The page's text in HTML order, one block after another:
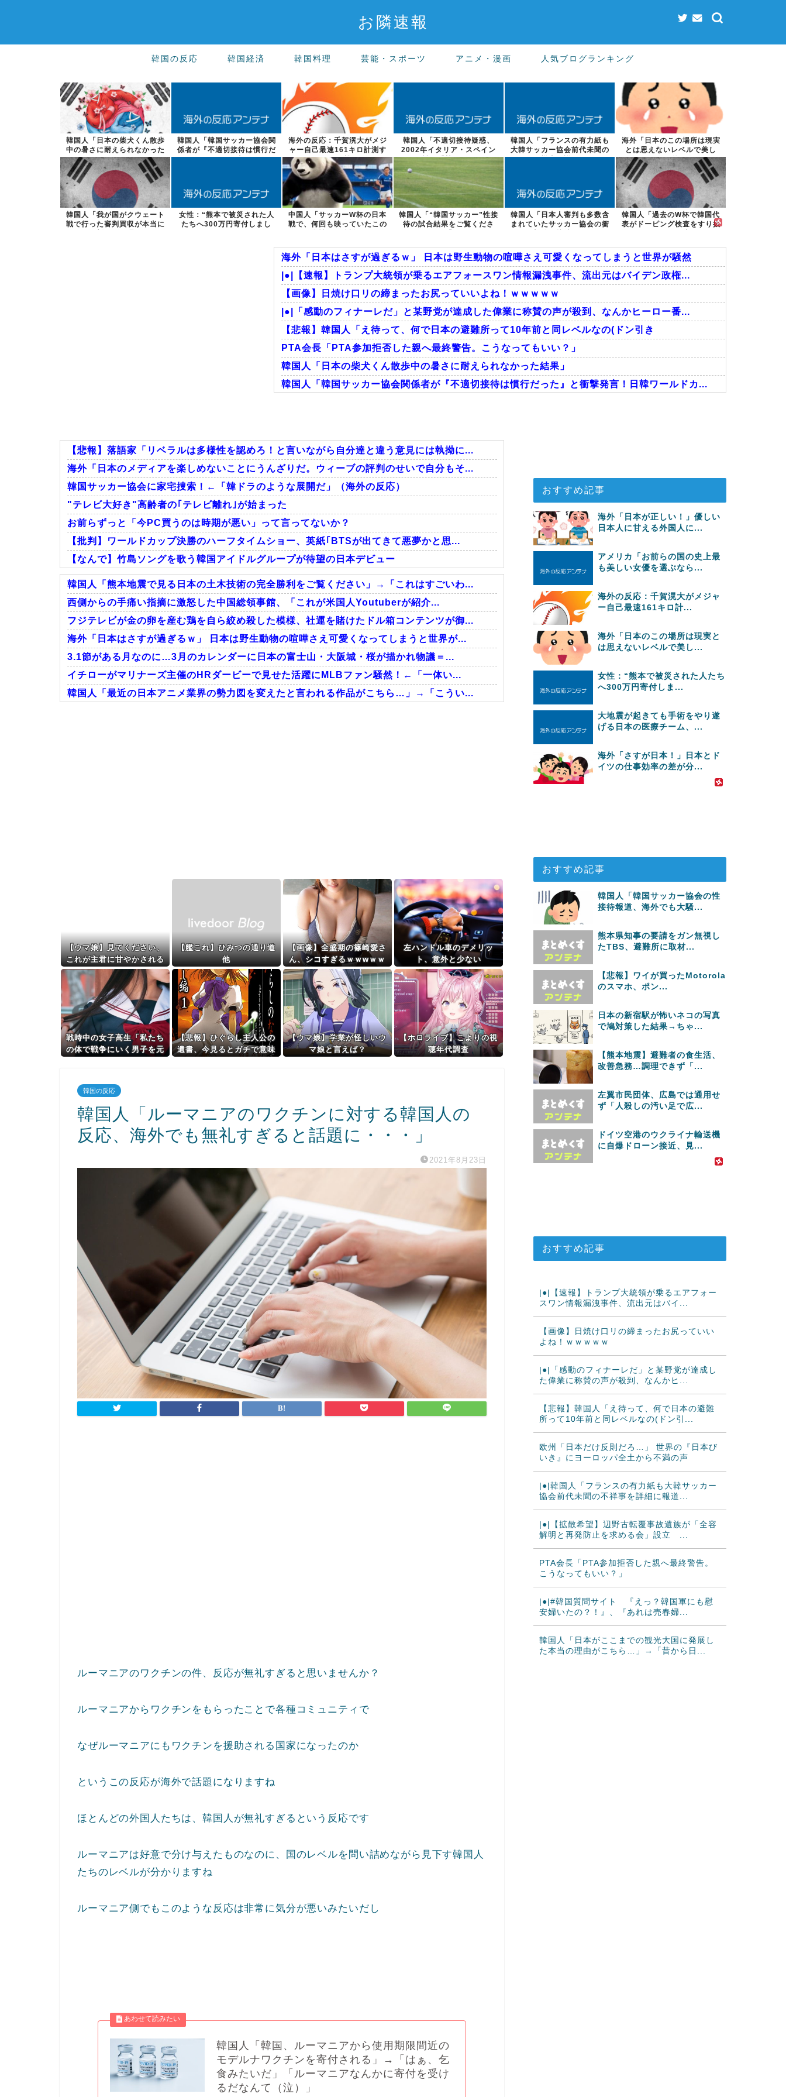
お隣速報
韓国の反応 韓国経済 韓国料理 芸能・スポーツ アニメ・漫画 人気ブログランキング
韓国人「日本の柴犬くん散歩
中の暑さに耐えられなかった
結果」
韓国人「韓国サッカー協会関
係者が『不適切接待は慣行だ
った』と衝撃...
海外の反応：千賀滉大がメジ
ャー自己最速161キロ計測す
るなど2戦...
韓国人「不適切接待疑惑、
2002年イタリア・スペイン
戦で『韓国に...
韓国人「フランスの有力紙も
大韓サッカー協会前代未聞の
不祥事を詳細...
海外「日本のこの場所は現実
とは思えないレベルで美し
い…！」外国人...
韓国人「我が国がクウェート
戦で行った審判買収が本当に
女性：“熊本で被災された人
たちへ300万円寄付しまし
中国人「サッカーW杯の日本
戦で、何回も映っていたこの
韓国人「“韓国サッカー”性接
待の試合結果をご覧くださ
韓国人「日本人審判も多数含
まれていたサッカー協会の衝
韓国人「過去のW杯で韓国代
表がドーピング検査をすり抜
海外「日本はさすが過ぎるｗ」 日本は野生動物の喧嘩さえ可愛くなってしまうと世界が騒然
|●|【速報】トランプ大統領が乗るエアフォースワン情報漏洩事件、流出元はバイデン政権...
【画像】日焼け口リの締まったお尻っていいよね！ｗｗｗｗｗ
|●|「感動のフィナーレだ」と某野党が達成した偉業に称賛の声が殺到、なんかヒーロー番...
【悲報】韓国人「え待って、何で日本の避難所って10年前と同レベルなの(ドン引き
PTA会長「PTA参加拒否した親へ最終警告。こうなってもいい？」
韓国人「日本の柴犬くん散歩中の暑さに耐えられなかった結果」
韓国人「韓国サッカー協会関係者が『不適切接待は慣行だった』と衝撃発言！日韓ワールドカ...
韓国人「“韓国サッカー”性接待の試合結果をご覧ください」→「マッサージ効果は間違いな...
Powered by livedoor 相互RSS
【悲報】落語家「リベラルは多様性を認めろ！と言いながら自分達と違う意見には執拗に...
海外「日本のメディアを楽しめないことにうんざりだ。ウィーブの評判のせいで自分もそ...
韓国サッカー協会に家宅捜索！←「韓ドラのような展開だ」（海外の反応）
"テレビ大好き"高齢者の｢テレビ離れ｣が始まった
お前らずっと「今PC買うのは時期が悪い」って言ってないか？
【批判】ワールドカップ決勝のハーフタイムショー、英紙｢BTSが出てきて悪夢かと思...
【なんで】竹島ソングを歌う韓国アイドルグループが待望の日本デビュー
Powered by livedoor 相互RSS
韓国人「熊本地震で見る日本の土木技術の完全勝利をご覧ください」→「これはすごいわ...
西側からの手痛い指摘に激怒した中国総領事館、「これが米国人Youtuberが紹介...
フジテレビが金の卵を産む鶏を自ら絞め殺した模様、社運を賭けたドル箱コンテンツが御...
海外「日本はさすが過ぎるｗ」 日本は野生動物の喧嘩さえ可愛くなってしまうと世界が...
3.1節がある月なのに…3月のカレンダーに日本の富士山・大阪城・桜が描かれ物議＝...
イチローがマリナーズ主催のHRダービーで見せた活躍にMLBファン騒然！←「一体い...
韓国人「最近の日本アニメ業界の勢力図を変えたと言われる作品がこちら…」→「こうい...
【ウマ娘】見てください、
これが主君に甘やかされる
女騎士の姿です。
【艦これ】ひみつの通り道
他
【画像】全盛期の篠崎愛さ
ん、シコすぎるｗｗwｗｗ
ｗｗｗｗｗｗｗ
左ハンドル車のデメリッ
ト、意外と少ない
戦時中の女子高生「私たち
の体で戦争にいく男子を元
【悲報】ひぐらし主人公の
遺書、今見るとガチで意味
【ウマ娘】学業が怪しいウ
マ娘と言えば？
【ホロライブ】こよりの視
聴年代調査
韓国の反応
韓国人「ルーマニアのワクチンに対する韓国人の
反応、海外でも無礼すぎると話題に・・・」
2021年8月23日
ルーマニアのワクチンの件、反応が無礼すぎると思いませんか？
ルーマニアからワクチンをもらったことで各種コミュニティで
なぜルーマニアにもワクチンを援助される国家になったのか
というこの反応が海外で話題になりますね
ほとんどの外国人たちは、韓国人が無礼すぎるという反応です
ルーマニアは好意で分け与えたものなのに、国のレベルを問い詰めながら見下す韓国人
たちのレベルが分かりますね
ルーマニア側でもこのような反応は非常に気分が悪いみたいだし
韓国人「韓国、ルーマニアから使用期限間近の
モデルナワクチンを寄付される」→「はぁ、乞
食みたいだ」「ルーマニアなんかに寄付を受け
るだなんて（泣）」
おすすめ記事
海外「日本が正しい！」優しい
日本人に甘える外国人に...
アメリカ「お前らの国の史上最
も美しい女優を選ぶなら...
海外の反応：千賀滉大がメジャ
ー自己最速161キロ計...
海外「日本のこの場所は現実と
は思えないレベルで美し...
女性：“熊本で被災された人たち
へ300万円寄付しま...
大地震が起きても手術をやり遂
げる日本の医療チーム、...
海外「さすが日本！」日本とド
イツの仕事効率の差が分...
おすすめ記事
韓国人「韓国サッカー協会の性
接待報道、海外でも大騒...
熊本県知事の要請をガン無視し
たTBS、避難所に取材...
【悲報】ワイが買ったMotorola
のスマホ、ポン...
日本の新宿駅が怖いネコの写真
で鳩対策した結果→ちゃ...
【熊本地震】避難者の食生活、
改善急務…調理できず「...
左翼市民団体、広島では通用せ
ず「人殺しの汚い足で広...
ドイツ空港のウクライナ輸送機
に自爆ドローン接近、見...
おすすめ記事
|●|【速報】トランプ大統領が乗るエアフォー
スワン情報漏洩事件、流出元はバイ...
【画像】日焼け口リの締まったお尻っていい
よね！ｗｗｗｗｗ
|●|「感動のフィナーレだ」と某野党が達成し
た偉業に称賛の声が殺到、なんかヒ...
【悲報】韓国人「え待って、何で日本の避難
所って10年前と同レベルなの(ドン引...
欧州「日本だけ反則だろ…」 世界の『日本び
いき』にヨーロッパ全土から不満の声
|●|韓国人「フランスの有力紙も大韓サッカー
協会前代未聞の不祥事を詳細に報道...
|●|【拡散希望】辺野古転覆事故遺族が「全容
解明と再発防止を求める会」設立 ...
PTA会長「PTA参加拒否した親へ最終警告。
こうなってもいい？」
|●|#韓国質問サイト 『えっ？韓国軍にも慰
安婦いたの？！』、『あれは売春婦...
韓国人「日本がここまでの観光大国に発展し
た本当の理由がこちら…」→「昔から日...